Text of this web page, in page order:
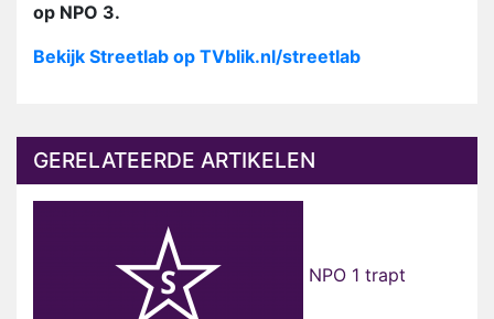
op NPO 3.
Bekijk Streetlab op TVblik.nl/streetlab
GERELATEERDE ARTIKELEN
NPO 1 trapt